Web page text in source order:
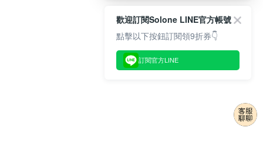
歡迎訂閱Solone LINE官方帳號
點擊以下按鈕訂閱領9折券👇
訂閱官方LINE